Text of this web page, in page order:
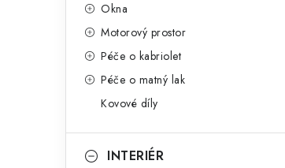
Okna
Motorový prostor
Péče o kabriolet
Péče o matný lak
Kovové díly
INTERIÉR